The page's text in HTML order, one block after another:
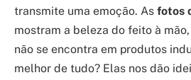
transmite uma emoção. As fotos
mostram a beleza do feito à
não se encontra em produtos
melhor de tudo? Elas nos dão